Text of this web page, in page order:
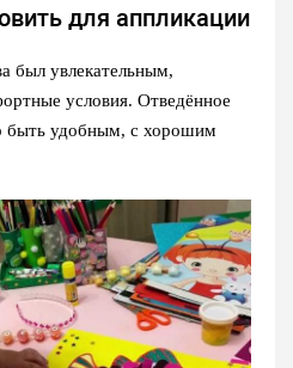
для аппликации
был увлекательным,
условия. Отведённое
быть удобным, с хорошим